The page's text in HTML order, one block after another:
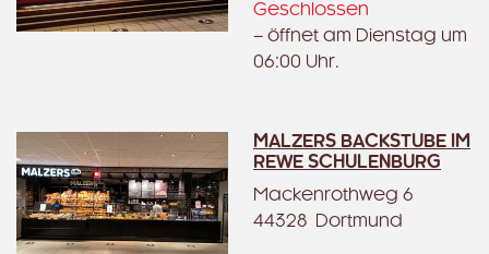
Geschlossen
– öffnet am Dienstag um
06:00 Uhr.
MALZERS BACKSTUBE IM
REWE SCHULENBURG
Mackenrothweg 6
44328 Dortmund